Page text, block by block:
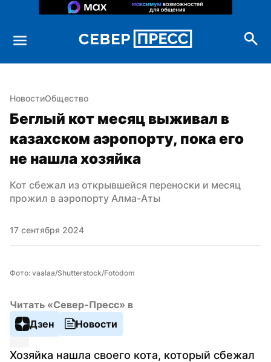
НовостиОбщество
Беглый кот месяц выживал в
казахском аэропорту, пока его
не нашла хозяйка
Кот сбежал из открывшейся переноски и месяц
прожил в аэропорту Алма-Аты
17 сентября 2024
Фото: vaalaa/Shutterstock/Fotodom
Читать «Север-Пресс» в
Дзен
Новости
Хозяйка нашла своего кота, который сбежал